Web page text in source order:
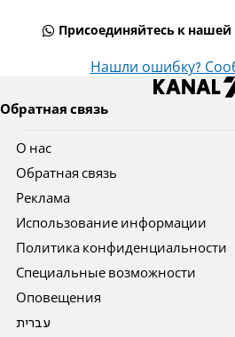
Присоединяйтесь к нашей
Нашли ошибку?
Обратная связь
О нас
Обратная связь
Реклама
Использование информации
Политика конфиденциальности
Специальные возможности
Оповещения
עברית